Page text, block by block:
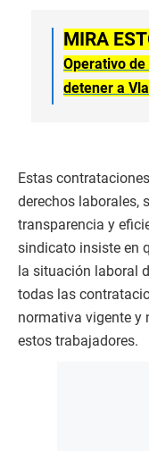
MIRA
Operativo
detener a
Estas
derechos laborales,
transparencia y
sindicato insiste en
la situación laboral
todas las
normativa vigente y
estos trabajadores.